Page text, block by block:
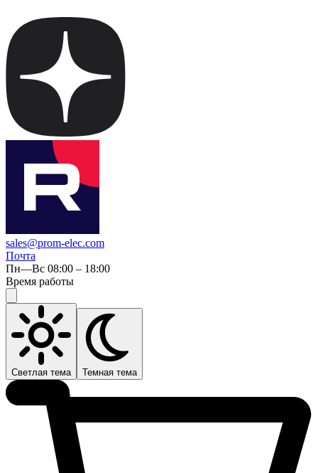
sales@prom-elec.com
Почта
Пн—Вс 08:00 – 18:00
Время работы
Светлая тема Темная тема